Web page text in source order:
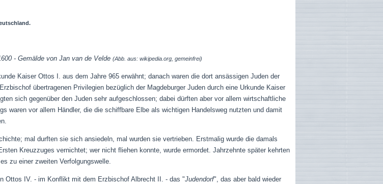
- Gemälde von Jan van de Velde (Abb. aus: wikipedia.org, gemeinfrei)
Kaiser Ottos I. aus dem Jahre 965 erwähnt; danach waren die dort ansässigen Juden der
übertragenen Privilegien bezüglich der Magdeburger Juden durch eine Urkunde Kaiser
sich gegenüber den Juden sehr aufgeschlossen; dabei dürften aber vor allem wirtschaftliche
waren vor allem Händler, die die schiffbare Elbe als wichtigen Handelsweg nutzten und damit
mal durften sie sich ansiedeln, mal wurden sie vertrieben. Erstmalig wurde die damals
Kreuzzuges vernichtet; wer nicht fliehen konnte, wurde ermordet. Jahrzehnte später kehrten
zu einer zweiten Verfolgungswelle.
Ottos IV. - im Konflikt mit dem Erzbischof Albrecht II. - das "Judendorf", das aber bald wieder